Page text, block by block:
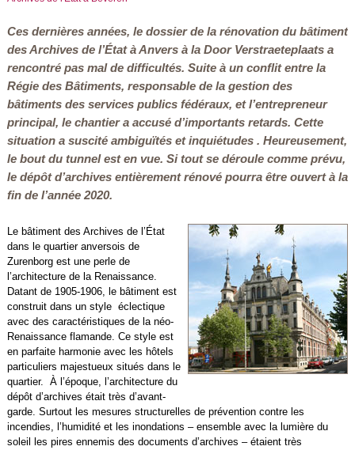
Ces dernières années, le dossier de la rénovation du bâtiment
des Archives de l’État à Anvers à la Door Verstraeteplaats a
rencontré pas mal de difficultés. Suite à un conflit entre la
Régie des Bâtiments, responsable de la gestion des
bâtiments des services publics fédéraux, et l’entrepreneur
principal, le chantier a accusé d’importants retards. Cette
situation a suscité ambiguïtés et inquiétudes . Heureusement,
le bout du tunnel est en vue. Si tout se déroule comme prévu,
le dépôt d’archives entièrement rénové pourra être ouvert à la
fin de l’année 2020.
Le bâtiment des Archives de l’État
dans le quartier anversois de
Zurenborg est une perle de
l’architecture de la Renaissance.
Datant de 1905-1906, le bâtiment est
construit dans un style éclectique
avec des caractéristiques de la néo-
Renaissance flamande. Ce style est
en parfaite harmonie avec les hôtels
particuliers majestueux situés dans le
quartier. À l’époque, l’architecture du
dépôt d’archives était très d’avant-
garde. Surtout les mesures structurelles de prévention contre les
incendies, l’humidité et les inondations – ensemble avec la lumière du
soleil les pires ennemis des documents d’archives – étaient très